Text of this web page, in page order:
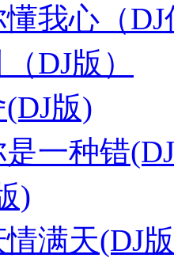
我心（
DJ版）
版)
一种错
)
满天(DJ